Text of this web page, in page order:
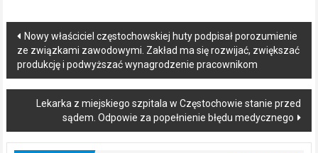
Post
navigation
Nowy właściciel częstochowskiej huty podpisał porozumienie
ze związkami zawodowymi. Zakład ma się rozwijać, zwiększać
produkcję i podwyższać wynagrodzenie pracownikom
Lekarka z miejskiego szpitala w Częstochowie stanie przed
sądem. Odpowie za popełnienie błędu medycznego